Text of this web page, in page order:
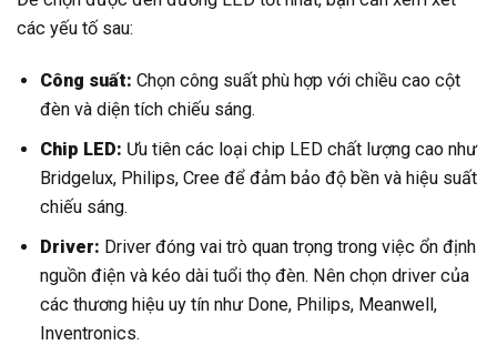
các yếu tố sau:
Công suất: Chọn công suất phù hợp với chiều cao cột
đèn và diện tích chiếu sáng.
Chip LED: Ưu tiên các loại chip LED chất lượng cao như
Bridgelux, Philips, Cree để đảm bảo độ bền và hiệu suất
chiếu sáng.
Driver: Driver đóng vai trò quan trọng trong việc ổn định
nguồn điện và kéo dài tuổi thọ đèn. Nên chọn driver của
các thương hiệu uy tín như Done, Philips, Meanwell,
Inventronics.